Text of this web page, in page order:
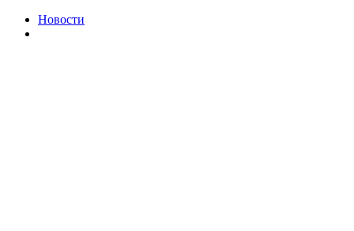
Новости